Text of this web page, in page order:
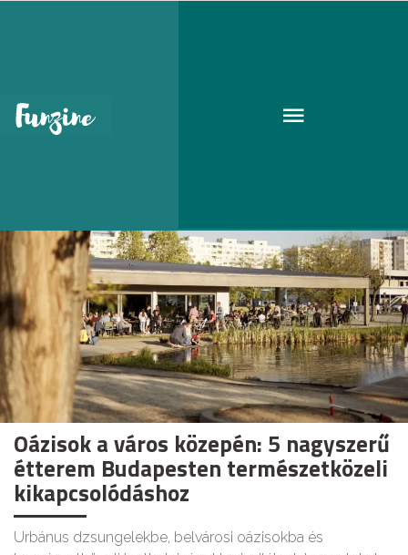
bistro
Oázisok a város közepén: 5 nagyszerű
étterem Budapesten természetközeli
kikapcsolódáshoz
Urbánus dzsungelekbe, belvárosi oázisokba és